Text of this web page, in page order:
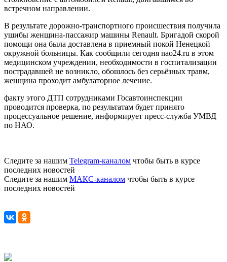
встречном направлении.
В результате дорожно-транспортного происшествия получила
ушибы женщина-пассажир машины Renault. Бригадой скорой
помощи она была доставлена в приемный покой Ненецкой
окружной больницы. Как сообщили сегодня nao24.ru в этом
медицинском учреждении, необходимости в госпитализации
пострадавшей не возникло, обошлось без серьёзных травм,
женщина проходит амбулаторное лечение.
факту этого ДТП сотрудниками Госавтоинспекции
проводится проверка, по результатам будет принято
процессуальное решение, информирует пресс-служба УМВД
по НАО.
Следите за нашим Telegram-каналом чтобы быть в курсе
последних новостей
Следите за нашим МАКС-каналом чтобы быть в курсе
последних новостей